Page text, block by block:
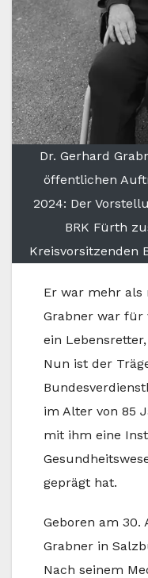
Dr. Gerhard
öffentlichen
2024: Der
BRK Fürth
Kreisvorsitzenden
Er war mehr als
Grabner war für
ein
Nun ist der
im Alter von 85
mit ihm eine
geprägt hat.
Geboren am 30.
Grabner in
Nach seinem